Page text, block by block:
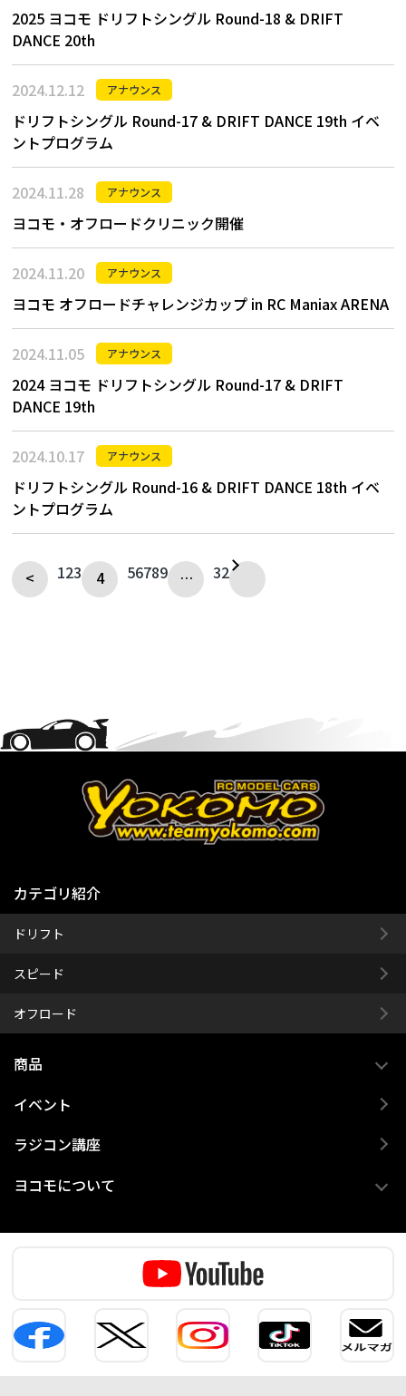
2025 ヨコモ ドリフトシングル Round-18 & DRIFT
DANCE 20th
2024.12.12 アナウンス
ドリフトシングル Round-17 & DRIFT DANCE 19th イベ
ントプログラム
2024.11.28 アナウンス
ヨコモ・オフロードクリニック開催
2024.11.20 アナウンス
ヨコモ オフロードチャレンジカップ in RC Maniax ARENA
2024.11.05 アナウンス
2024 ヨコモ ドリフトシングル Round-17 & DRIFT
DANCE 19th
2024.10.17 アナウンス
ドリフトシングル Round-16 & DRIFT DANCE 18th イベ
ントプログラム
< 123 4 56789 … 32
カテゴリ紹介
ドリフト
スピード
オフロード
商品
イベント
ラジコン講座
ヨコモについて